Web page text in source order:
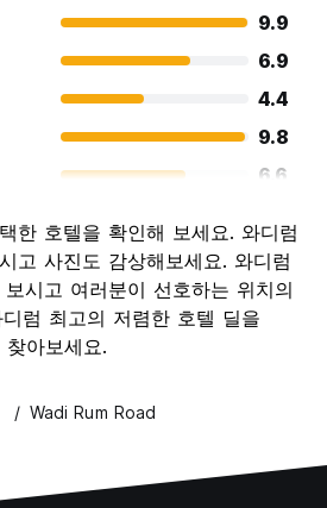
9.9
6.9
4.4
9.8
6.6
9.4
5.3
9.7
한 호텔을 확인해 보세요. 와디럼
고 사진도 감상해보세요. 와디럼
시고 여러분이 선호하는 위치의
럼 최고의 저렴한 호텔 딜을
아보세요.
Wadi Rum Road